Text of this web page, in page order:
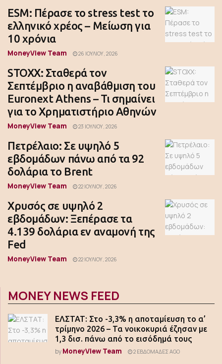
ESM: Πέρασε το stress test το
ελληνικό χρέος – Μείωση για
10 χρόνια
MoneyView Team 26 ΙΟΥΛΊΟΥ, 2026
STOXX: Σταθερά τον
Σεπτέμβριο η αναβάθμιση του
Euronext Athens – Τι σημαίνει
για το Χρηματιστήριο Αθηνών
MoneyView Team 23 ΙΟΥΛΊΟΥ, 2026
Πετρέλαιο: Σε υψηλό 5
εβδομάδων πάνω από τα 92
δολάρια το Brent
MoneyView Team 22 ΙΟΥΛΊΟΥ, 2026
Χρυσός σε υψηλό 2
εβδομάδων: Ξεπέρασε τα
4.139 δολάρια εν αναμονή της
Fed
MoneyView Team 22 ΙΟΥΛΊΟΥ, 2026
MONEY NEWS FEED
ΕΛΣΤΑΤ: Στο -3,3% η αποταμίευση το α’
τρίμηνο 2026 – Τα νοικοκυριά έζησαν με
1,3 δισ. πάνω από το εισόδημά τους
byMoneyView Team 2 ΕΒΔΟΜΆΔΕΣ AGO